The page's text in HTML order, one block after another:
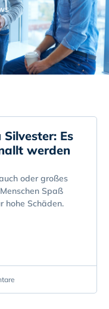
Es
werden
oder großes
Spaß
hohe Schäden.